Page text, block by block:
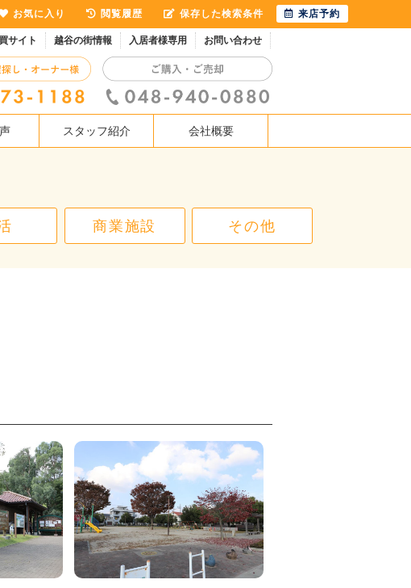
サイト 越谷の街情報 入居者様専用 お問い合わせ
スタッフ紹介 会社概要
商業施設 その他
お気に入り 閲覧履歴 保存した検索条件 来店予約